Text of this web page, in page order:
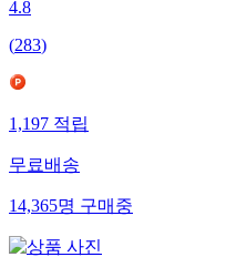
4.8
(283)
1,197적립
무료배송
14,365명구매중